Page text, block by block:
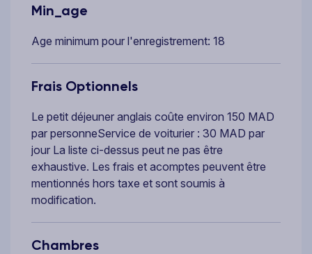
Min_age
Age minimum pour l'enregistrement: 18
Frais Optionnels
Le petit déjeuner anglais coûte environ 150 MAD
par personneService de voiturier : 30 MAD par
jour La liste ci-dessus peut ne pas être
exhaustive. Les frais et acomptes peuvent être
mentionnés hors taxe et sont soumis à
modification.
Chambres